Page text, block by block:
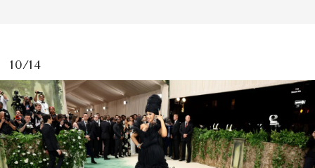
10/14